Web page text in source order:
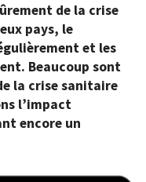
de la crise
pays, le
et les
Beaucoup sont
la crise sanitaire
l’impact
encore un